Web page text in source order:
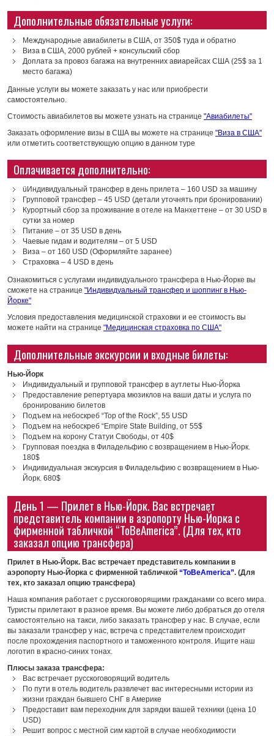
Дополнительные обязательные услуги:
Международные авиабилеты в США, от 350$ туда и обратно
Виза в США, 2000 рублей + консульский сбор
Доплата за провоз багажа на внутренних авиарейсах США (25$ за 1
место багажа)
Данные услуги вы можете заказать у нас или приобрести
самостоятельно.
Стоимость авиабилетов вы можете узнать на странице "Авиабилеты"
Заказать оформление визы в США вы можете на странице "Виза в США"
или отметить соответствующую опцию в данном туре
Оплачивается дополнительно:
üИндивидуальный трансфер в день прилета – 160 USD за машину
Групповой трансфер – 45 USD (детали уточнять при бронировании)
Курортный сбор за проживание в отеле на Манхеттене – от 30 USD в
сутки за номер
Питание – от 35 USD в день
Чаевые гидам и водителям – от 5 USD
Виза – от 160 USD (Оформляйте заранее)
Страховка – 4 USD в день
Ознакомиться с услугами индивидуального трансфера в Нью-Йорке вы
сможете на странице "Индивидуальный трансфер и шоппинг в Нью-
Йорке"
Условия предоставления медицинской страховки и ее стоимость вы
можете найти на странице "Медицинская страховка по США"
Дополнительные экскурсии и входные билеты:
Нью-Йорк
Индивидуальный и групповой трансфер в аутлеты Нью-Йорка
Предоставление репертуара мюзиклов на ваши даты и услуга по
бронированию билетов
Подъем на небоскреб “Top of the Rock”, 55 USD
Подъем на небоскреб “Empire State Building, от 55$
Подъем на корону Статуи Свободы, от 40$
Групповая поездка в Филадельфию с возвращением в Нью-Йорк.
180$
Индивидуальная экскурсия в Филадельфию с возвращением в Нью-
Йорк. 680$
День 1 — Прилет в Нью-Йорк. Вас встречает
представитель компании в аэропорту Нью-Йорка с
фирменной табличкой “ToBeAmerica”. (Для тех, кто
заказал опцию трансфера)
Прилет в Нью-Йорк. Вас встречает представитель компании в
аэропорту Нью-Йорка с фирменной табличкой “ToBeAmerica”. (Для
тех, кто заказал опцию трансфера)
Наша компания работает с русскоговорящими гражданами со всего мира.
Туристы прилетают в разное время. Вы можете либо добраться до отеля
самостоятельно на такси, либо заказать трансфер у нас. В случае, если
вы заказали трансфер у нас, встреча с представителем происходит
после прохождения паспортного и таможенного контроля. Ищите наш
логотип в красно-синих тонах.
Плюсы заказа трансфера:
Вас встречает русскоговорящий водитель
По пути в отель водитель развлечет вас интересными истории из
жизни граждан бывшего СНГ в Америке
Предоставит вам переходник для зарядки вашей техники (цена 10
USD)
Решит вопрос с местной сим картой в случае необходимости